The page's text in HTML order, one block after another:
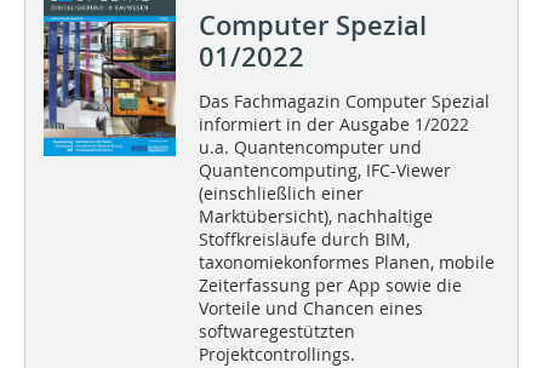
Computer Spezial
01/2022
Das Fachmagazin Computer Spezial
informiert in der Ausgabe 1/2022
u.a. Quantencomputer und
Quantencomputing, IFC-Viewer
(einschließlich einer
Marktübersicht), nachhaltige
Stoffkreisläufe durch BIM,
taxonomiekonformes Planen, mobile
Zeiterfassung per App sowie die
Vorteile und Chancen eines
softwaregestützten
Projektcontrollings.